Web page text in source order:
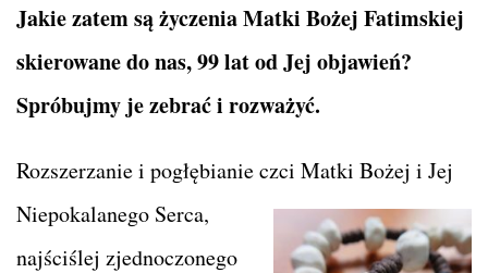
Jakie zatem są życzenia Matki Bożej Fatimskiej
skierowane do nas, 99 lat od Jej objawień?
Spróbujmy je zebrać i rozważyć.
Rozszerzanie i pogłębianie czci Matki Bożej i Jej
Niepokalanego Serca,
najściślej zjednoczonego